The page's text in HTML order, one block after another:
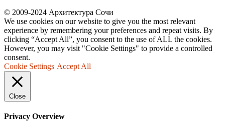
© 2009-2024 Архитектура Сочи
We use cookies on our website to give you the most relevant
experience by remembering your preferences and repeat visits. By
clicking “Accept All”, you consent to the use of ALL the cookies.
However, you may visit "Cookie Settings" to provide a controlled
consent.
Cookie Settings Accept All
Close
Privacy Overview